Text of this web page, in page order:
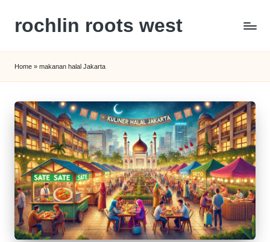
content
rochlin roots west
dan
Kesehatan
Modern
Home » makanan halal Jakarta